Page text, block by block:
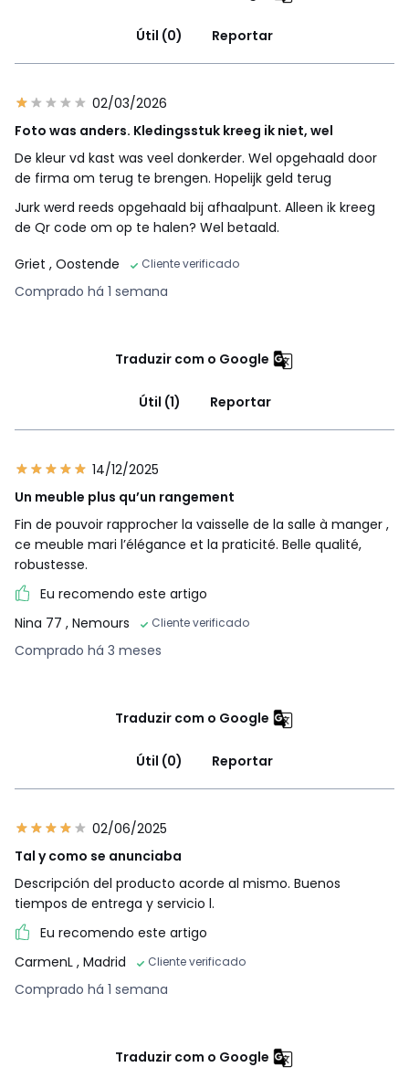
Útil (0) Reportar
02/03/2026
Foto was anders. Kledingsstuk kreeg ik niet, wel
De kleur vd kast was veel donkerder. Wel opgehaald door
de firma om terug te brengen. Hopelijk geld terug
Jurk werd reeds opgehaald bij afhaalpunt. Alleen ik kreeg
de Qr code om op te halen? Wel betaald.
Griet , Oostende Cliente verificado
Comprado há 1 semana
Traduzir com o Google
Útil (1) Reportar
14/12/2025
Un meuble plus qu’un rangement
Fin de pouvoir rapprocher la vaisselle de la salle à manger ,
ce meuble mari l’élégance et la praticité. Belle qualité,
robustesse.
Eu recomendo este artigo
Nina 77 , Nemours Cliente verificado
Comprado há 3 meses
Traduzir com o Google
Útil (0) Reportar
02/06/2025
Tal y como se anunciaba
Descripción del producto acorde al mismo. Buenos
tiempos de entrega y servicio l.
Eu recomendo este artigo
CarmenL , Madrid Cliente verificado
Comprado há 1 semana
Traduzir com o Google